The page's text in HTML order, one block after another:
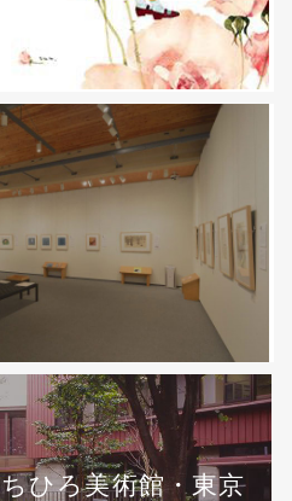
ちひろ美術館・東京